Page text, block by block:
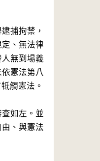
捕拘禁，
、無法律
無到場義
憲法第八
觸憲法。
如左。並
、與憲法